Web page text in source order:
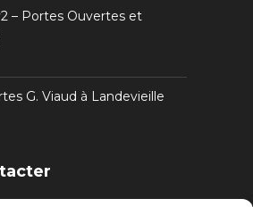
– Portes Ouvertes et
G. Viaud à Landevieille